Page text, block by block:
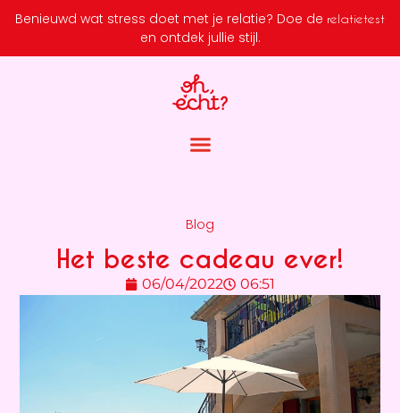
Benieuwd wat stress doet met je relatie? Doe de relatietest
en ontdek jullie stijl.
Blog
Het beste cadeau ever!
06/04/2022 06:51